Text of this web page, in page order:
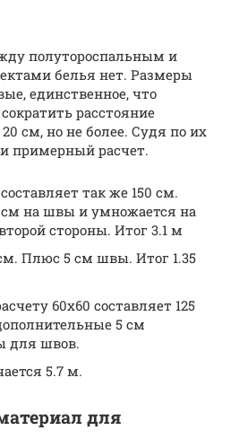
полутороспальным и
белья нет. Размеры
единственное, что
расстояние
см, но не более. Судя по их
примерный расчет.
так же 150 см.
см на швы и умножается на
стороны. Итог 3.1 м
Плюс 5 см швы. Итог 1.35
60х60 составляет 125
5 см
для швов.
5.7 м.
для